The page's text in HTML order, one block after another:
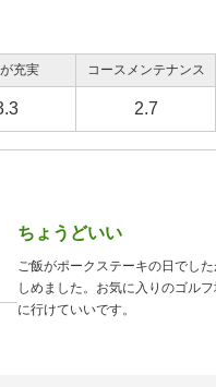
充実 コースメンテナンス
2.7
ちょうどいい
ご飯がポークステーキの日でし
しめました。お気に入りのゴル
に行けていいです。